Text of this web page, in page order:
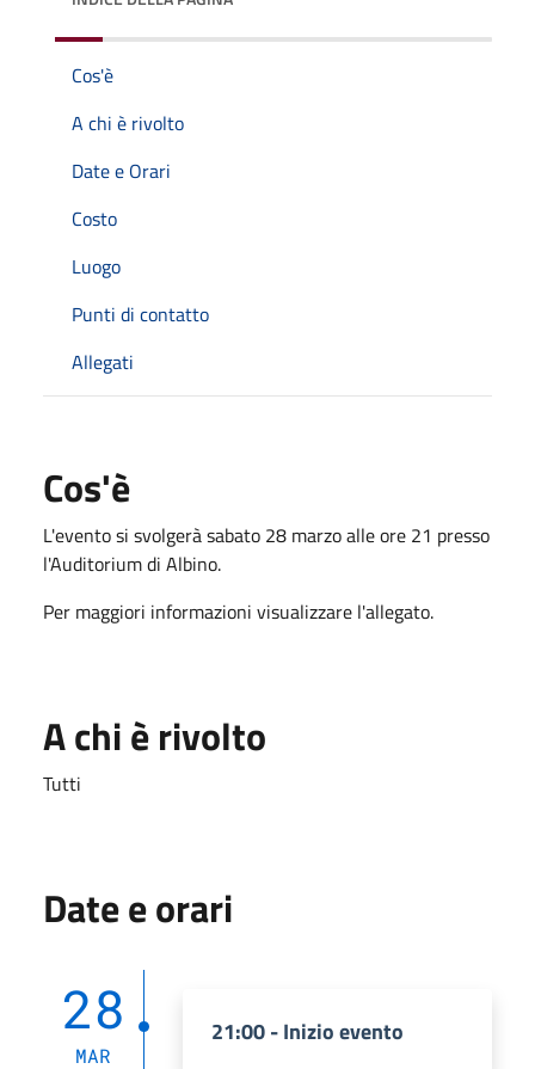
Cos'è
A chi è rivolto
Date e Orari
Costo
Luogo
Punti di contatto
Allegati
Cos'è
L'evento si svolgerà sabato 28 marzo alle ore 21 presso
l'Auditorium di Albino.
Per maggiori informazioni visualizzare l'allegato.
A chi è rivolto
Tutti
Date e orari
28
MAR
21:00 - Inizio evento